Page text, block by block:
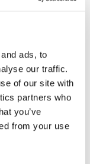
ads, to
our traffic.
of our site with
partners who
you’ve
from your use
2
товар
клади черном
(selected)
серый
Темный хаки